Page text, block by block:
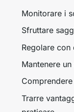
Monitorare i
Sfruttare
Regolare
Mantenere
Trarre